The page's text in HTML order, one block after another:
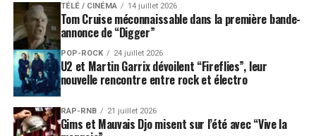
TÉLÉ / CINÉMA 14 juillet 2026
Tom Cruise méconnaissable dans la première bande-
annonce de “Digger”
POP-ROCK 24 juillet 2026
U2 et Martin Garrix dévoilent “Fireflies”, leur
nouvelle rencontre entre rock et électro
RAP-RNB 21 juillet 2026
Gims et Mauvais Djo misent sur l’été avec “Vive la